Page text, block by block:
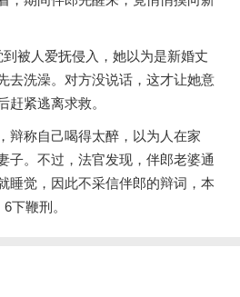
人爱抚侵入，她以为是新婚丈
去洗澡。对方没说话，这才让她意
赶紧逃离求救。
称自己喝得太醉，以为人在家
子。不过，法官发现，伴郎老婆通
睡觉，因此不采信伴郎的辩词，本
下鞭刑。